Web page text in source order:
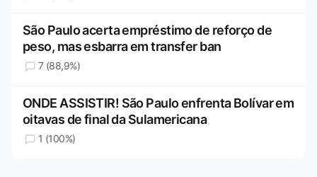
São Paulo acerta empréstimo de reforço de
peso, mas esbarra em transfer ban
7 (88,9%)
ONDE ASSISTIR! São Paulo enfrenta Bolívar em
oitavas de final da Sulamericana
1 (100%)